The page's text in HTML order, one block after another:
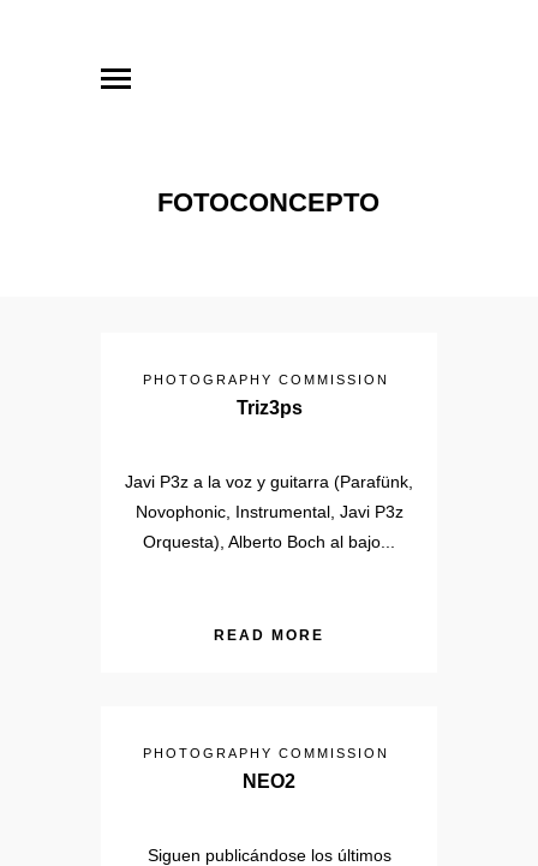
FOTOCONCEPTO
PHOTOGRAPHY COMMISSION
Triz3ps
Javi P3z a la voz y guitarra (Parafünk,
Novophonic, Instrumental, Javi P3z
Orquesta), Alberto Boch al bajo...
READ MORE
PHOTOGRAPHY COMMISSION
NEO2
Siguen publicándose los últimos